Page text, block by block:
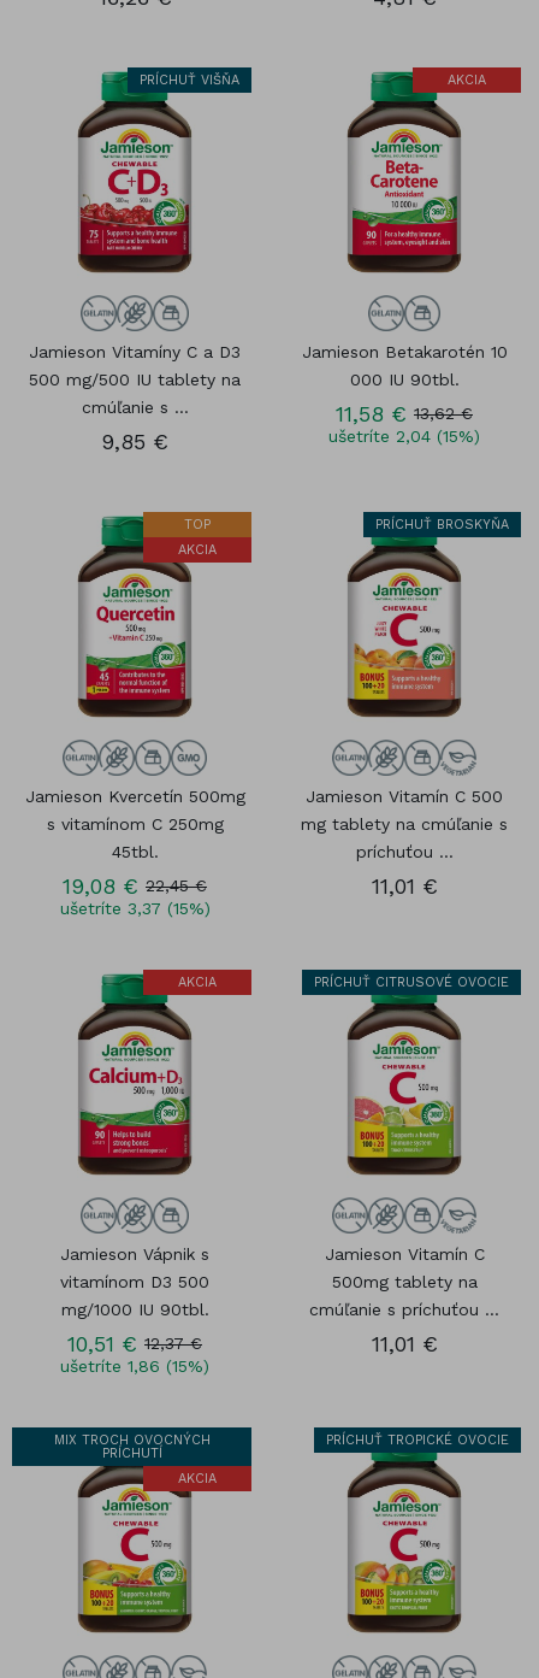
PRÍCHUŤ VIŠŇA
Jamieson Vitamíny C a D3
500 mg/500 IU tablety na
cmúľanie s ...
9,85 €
AKCIA
Jamieson Betakarotén 10
000 IU 90tbl.
11,58 € 13,62 €
ušetríte 2,04 (15%)
TOP
AKCIA
Jamieson Kvercetín 500mg
s vitamínom C 250mg
45tbl.
19,08 € 22,45 €
ušetríte 3,37 (15%)
PRÍCHUŤ BROSKYŇA
Jamieson Vitamín C 500
mg tablety na cmúľanie s
príchuťou ...
11,01 €
AKCIA
Jamieson Vápnik s
vitamínom D3 500
mg/1000 IU 90tbl.
10,51 € 12,37 €
ušetríte 1,86 (15%)
PRÍCHUŤ CITRUSOVÉ OVOCIE
Jamieson Vitamín C
500mg tablety na
cmúľanie s príchuťou ...
11,01 €
MIX TROCH OVOCNÝCH
PRÍCHUTÍ
AKCIA
PRÍCHUŤ TROPICKÉ OVOCIE